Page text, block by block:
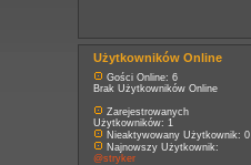
Użytkowników Online
Gości Online: 6
Brak Użytkowników Online
Zarejestrowanych
Użytkowników: 1
Nieaktywowany Użytkownik: 0
Najnowszy Użytkownik:
@stryker